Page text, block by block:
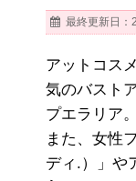
最終更新日：
アットコス
気のバスト
プエラリア。
また、女性
ディ.）」や